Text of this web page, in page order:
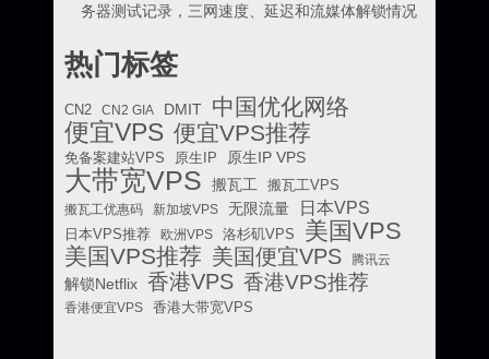
务器测试记录，三网速度、延迟和流媒体解锁情况
热门标签
CN2 CN2 GIA DMIT 中国优化网络
便宜VPS 便宜VPS推荐
免备案建站VPS 原生IP 原生IP VPS
大带宽VPS 搬瓦工
搬瓦工VPS
搬瓦工优惠码
新加坡VPS 无限流量 日本VPS
日本VPS推荐 欧洲VPS 洛杉矶VPS 美国VPS
美国VPS推荐 美国便宜VPS 腾讯云
解锁Netflix 香港VPS 香港VPS推荐
香港便宜VPS 香港大带宽VPS